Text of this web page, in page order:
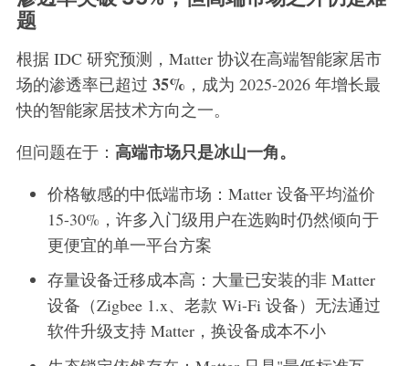
题
根据 IDC 研究预测，Matter 协议在高端智能家居市
场的渗透率已超过 35% ，成为 2025-2026 年增长最
快的智能家居技术方向之一。
但问题在于： 高端市场只是冰山一角。
价格敏感的中低端市场：Matter 设备平均溢价
15-30%，许多入门级用户在选购时仍然倾向于
更便宜的单一平台方案
存量设备迁移成本高：大量已安装的非 Matter
设备（Zigbee 1.x、老款 Wi-Fi 设备）无法通过
软件升级支持 Matter，换设备成本不小